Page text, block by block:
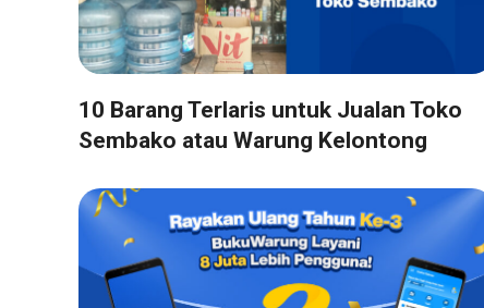
10 Barang Terlaris untuk Jualan Toko
Sembako atau Warung Kelontong